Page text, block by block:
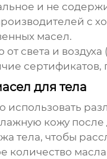
и не
с
масел.
света и
сертификатов,
для тела
использовать
кожу после
тела, чтобы
количество